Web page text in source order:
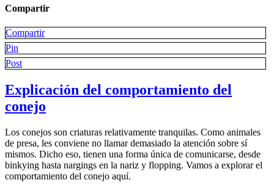
Compartir
Compartir
Pin
Post
Explicación del comportamiento del
conejo
Los conejos son criaturas relativamente tranquilas. Como animales
de presa, les conviene no llamar demasiado la atención sobre sí
mismos. Dicho eso, tienen una forma única de comunicarse, desde
binkying hasta nargings en la nariz y flopping. Vamos a explorar el
comportamiento del conejo aquí.